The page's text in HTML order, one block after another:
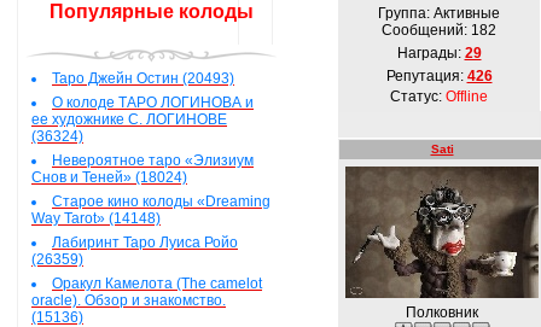
Популярные колоды
Таро Джейн Остин (20493)
О колоде ТАРО ЛОГИНОВА и
ее художнике С. ЛОГИНОВЕ
(36324)
Невероятное таро «Элизиум
Снов и Теней» (18024)
Старое кино колоды «Dreaming
Way Tarot» (14148)
Лабиринт Таро Луиса Ройо
(26359)
Оракул Камелота (The camelot
oracle). Обзор и знакомство.
(15136)
Группа: Активные
Сообщений: 182
Награды: 29
Репутация: 426
Статус: Offline
Sati
Полковник